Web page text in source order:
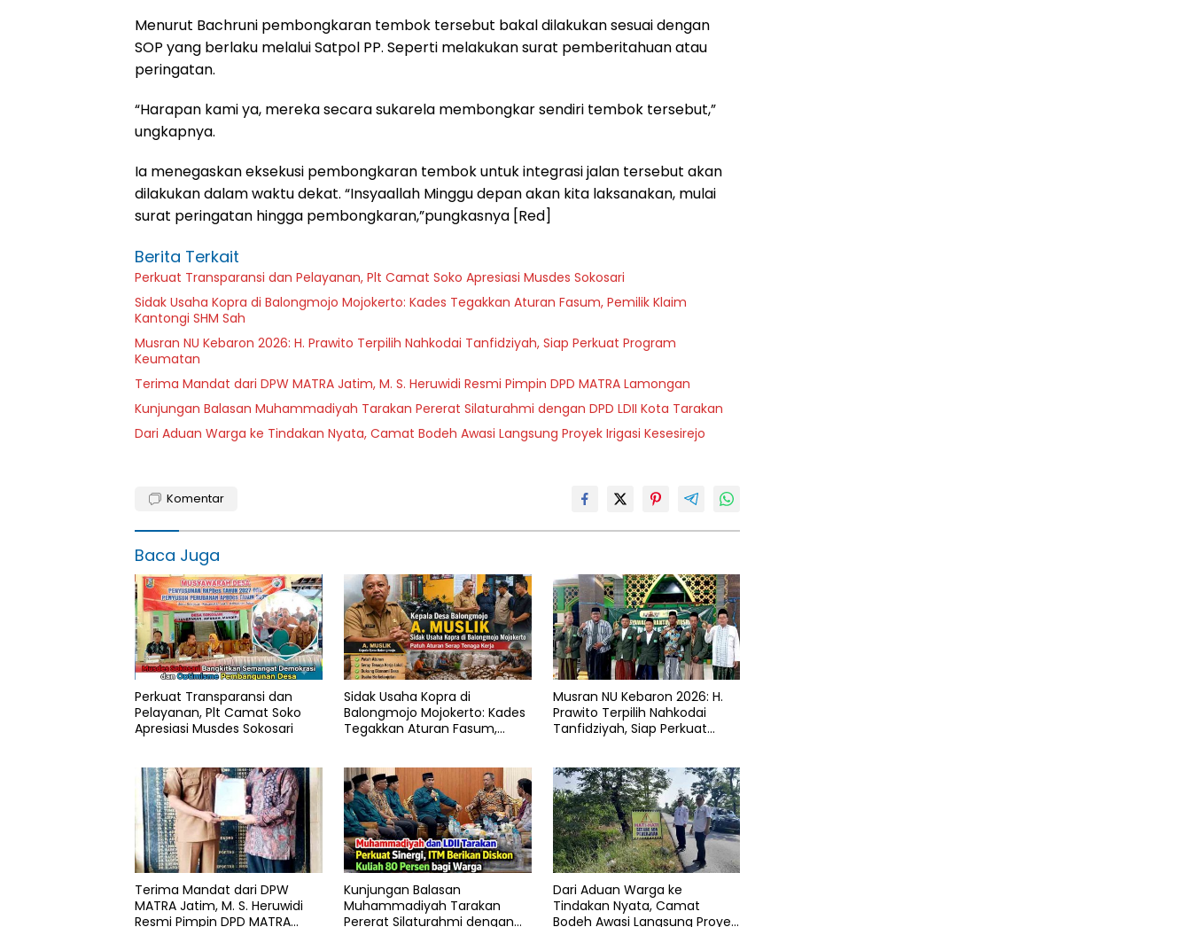
Menurut Bachruni pembongkaran tembok tersebut bakal dilakukan sesuai dengan
SOP yang berlaku melalui Satpol PP. Seperti melakukan surat pemberitahuan atau
peringatan.
“Harapan kami ya, mereka secara sukarela membongkar sendiri tembok tersebut,”
ungkapnya.
Ia menegaskan eksekusi pembongkaran tembok untuk integrasi jalan tersebut akan
dilakukan dalam waktu dekat. “Insyaallah Minggu depan akan kita laksanakan, mulai
surat peringatan hingga pembongkaran,”pungkasnya [Red]
Berita Terkait
Perkuat Transparansi dan Pelayanan, Plt Camat Soko Apresiasi Musdes Sokosari
Sidak Usaha Kopra di Balongmojo Mojokerto: Kades Tegakkan Aturan Fasum, Pemilik Klaim
Kantongi SHM Sah
Musran NU Kebaron 2026: H. Prawito Terpilih Nahkodai Tanfidziyah, Siap Perkuat Program
Keumatan
Terima Mandat dari DPW MATRA Jatim, M. S. Heruwidi Resmi Pimpin DPD MATRA Lamongan
Kunjungan Balasan Muhammadiyah Tarakan Pererat Silaturahmi dengan DPD LDII Kota Tarakan
Dari Aduan Warga ke Tindakan Nyata, Camat Bodeh Awasi Langsung Proyek Irigasi Kesesirejo
Komentar
Baca Juga
Perkuat Transparansi dan
Pelayanan, Plt Camat Soko
Apresiasi Musdes Sokosari
Sidak Usaha Kopra di
Balongmojo Mojokerto: Kades
Tegakkan Aturan Fasum,
Musran NU Kebaron 2026: H.
Prawito Terpilih Nahkodai
Tanfidziyah, Siap Perkuat
Terima Mandat dari DPW
MATRA Jatim, M. S. Heruwidi
Resmi Pimpin DPD MATRA
Kunjungan Balasan
Muhammadiyah Tarakan
Pererat Silaturahmi dengan
Dari Aduan Warga ke
Tindakan Nyata, Camat
Bodeh Awasi Langsung Proyek